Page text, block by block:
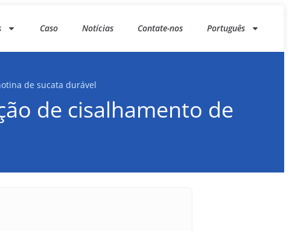
Caso Notícias Contate-nos Português
de sucata durável
de cisalhamento de